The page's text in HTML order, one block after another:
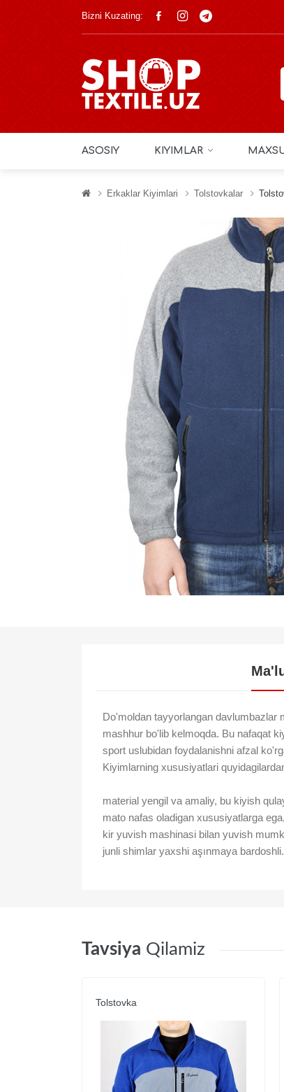
Bizni Kuzating:
ASOSIY KIYIMLAR
Erkaklar Kiyimlari Tolstovkalar
Do'moldan tayyorlangan davlumbazlar
mashhur bo'lib kelmoqda. Bu nafaqat
sport uslubidan foydalanishni afzal
Kiyimlarning xususiyatlari
material yengil va amaliy, bu kiyish
mato nafas oladigan xususiyatlarga
kir yuvish mashinasi bilan yuvish
junli shimlar yaxshi aşınmaya bardoshli.
Tavsiya Qilamiz
Tolstovka